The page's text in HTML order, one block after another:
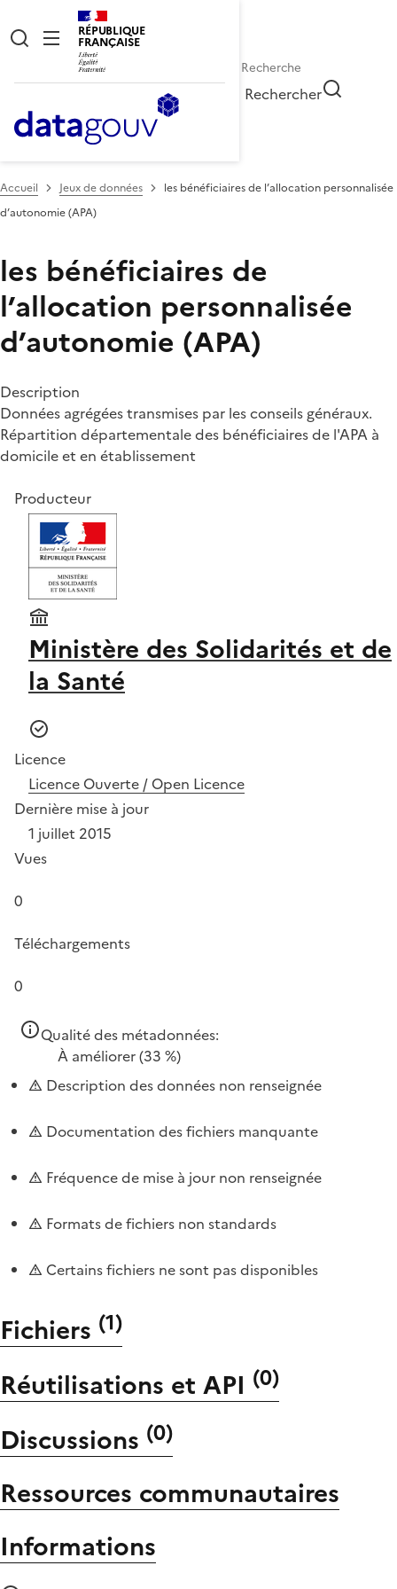
RÉPUBLIQUE
FRANÇAISE
Rechercher
Accueil Jeux de données
les bénéficiaires de l’allocation personnalisée
d’autonomie (APA)
les bénéficiaires de
l’allocation personnalisée
d’autonomie (APA)
Description
Données agrégées transmises par les conseils généraux.
Répartition départementale des bénéficiaires de l'APA à
domicile et en établissement
Producteur
Ministère des Solidarités et de
la Santé
Licence
Licence Ouverte / Open Licence
Dernière mise à jour
1 juillet 2015
Vues
0
Téléchargements
0
Qualité des métadonnées:
À améliorer(33 %)
Description des données non renseignée
Documentation des fichiers manquante
Fréquence de mise à jour non renseignée
Formats de fichiers non standards
Certains fichiers ne sont pas disponibles
Fichiers (1)
Réutilisations et API (0)
Discussions (0)
Ressources communautaires
Informations